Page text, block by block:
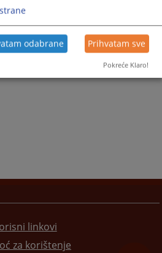
linkovi
za korištenje
odabrane Prihvatam sve
Pokreće Klaro!